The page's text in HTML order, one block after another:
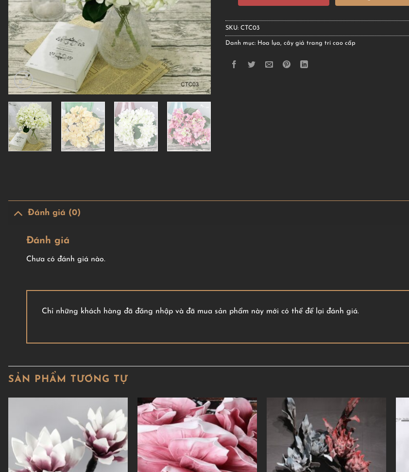
SKU: CTC03
Danh mục: Hoa lụa, cây giả trang trí cao cấp
Đánh giá (0)
Đánh giá
Chưa có đánh giá nào.
Chỉ những khách hàng đã đăng nhập và đã mua sản phẩm này mới có thể để lại đánh giá.
SẢN PHẨM TƯƠNG TỰ